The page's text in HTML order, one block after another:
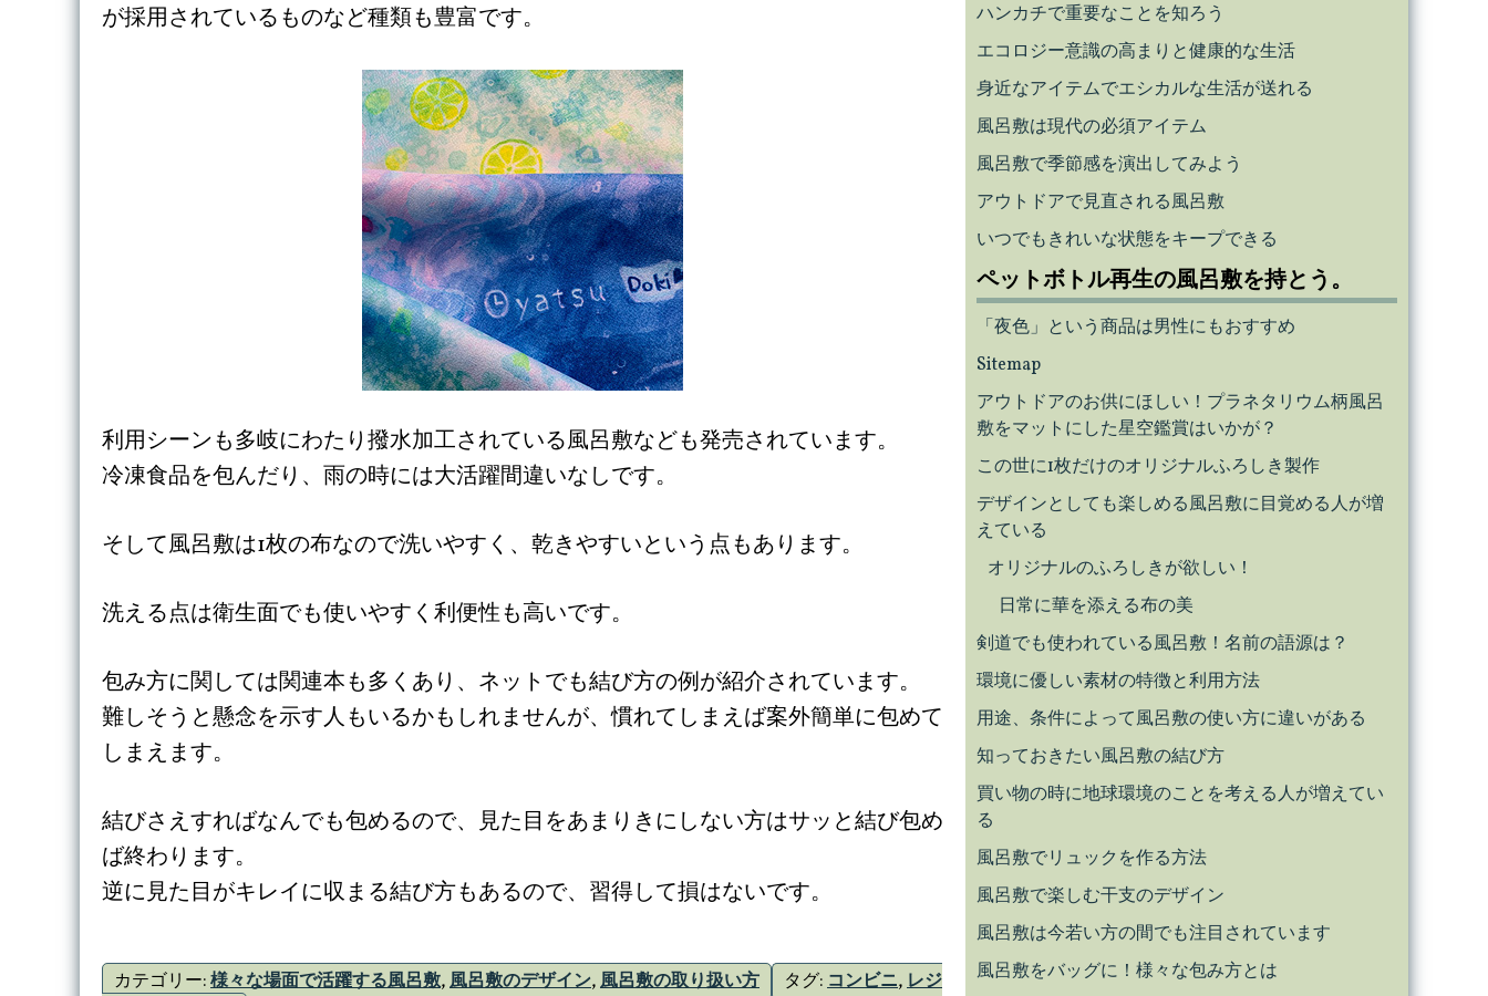
が採用されているものなど種類も豊富です。
利用シーンも多岐にわたり撥水加工されている風呂敷なども発売されています。
冷凍食品を包んだり、雨の時には大活躍間違いなしです。
そして風呂敷は1枚の布なので洗いやすく、乾きやすいという点もあります。
洗える点は衛生面でも使いやすく利便性も高いです。
包み方に関しては関連本も多くあり、ネットでも結び方の例が紹介されています。
難しそうと懸念を示す人もいるかもしれませんが、慣れてしまえば案外簡単に包めて
しまえます。
結びさえすればなんでも包めるので、見た目をあまりきにしない方はサッと結び包め
ば終わります。
逆に見た目がキレイに収まる結び方もあるので、習得して損はないです。
カテゴリー:様々な場面で活躍する風呂敷,風呂敷のデザイン,風呂敷の取り扱い方 タグ:コンビニ,レジ
ハンカチで重要なことを知ろう
エコロジー意識の高まりと健康的な生活
身近なアイテムでエシカルな生活が送れる
風呂敷は現代の必須アイテム
風呂敷で季節感を演出してみよう
アウトドアで見直される風呂敷
いつでもきれいな状態をキープできる
ペットボトル再生の風呂敷を持とう。
「夜色」という商品は男性にもおすすめ
Sitemap
アウトドアのお供にほしい！プラネタリウム柄風呂
敷をマットにした星空鑑賞はいかが？
この世に1枚だけのオリジナルふろしき製作
デザインとしても楽しめる風呂敷に目覚める人が増
えている
オリジナルのふろしきが欲しい！
日常に華を添える布の美
剣道でも使われている風呂敷！名前の語源は？
環境に優しい素材の特徴と利用方法
用途、条件によって風呂敷の使い方に違いがある
知っておきたい風呂敷の結び方
買い物の時に地球環境のことを考える人が増えてい
る
風呂敷でリュックを作る方法
風呂敷で楽しむ干支のデザイン
風呂敷は今若い方の間でも注目されています
風呂敷をバッグに！様々な包み方とは